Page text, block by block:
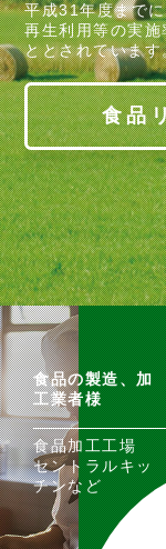
平成31年度まで
再生利用等の実
ととされています
食品
食品の製造、加
工業者様
食品加工工場
セントラルキッ
チンなど